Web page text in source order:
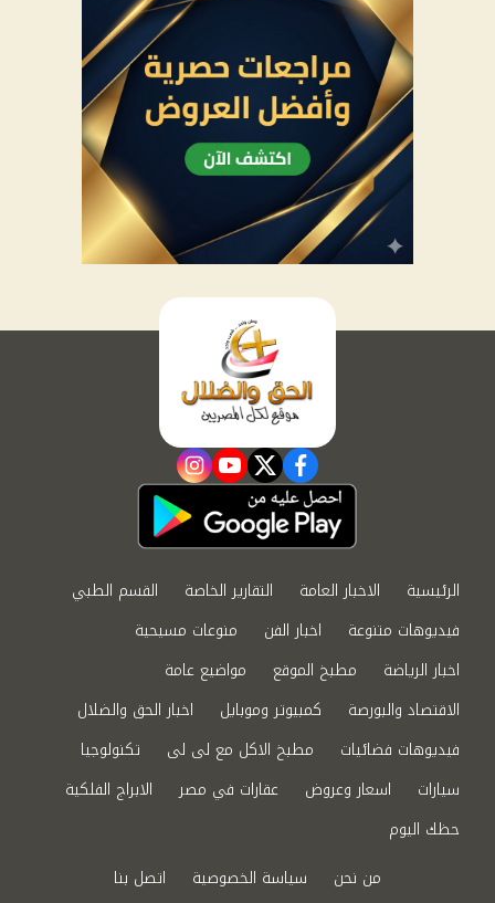
facebook
twitter
youtube
instagram
الرئيسية الاخبار العامة التقارير الخاصة
القسم الطبي
فيديوهات متنوعة
اخبار الفن
منوعات مسيحية
اخبار الرياضة
مطبخ الموقع
مواضيع عامة
الاقتصاد والبورصة
كمبيوتر وموبايل
اخبار الحق والضلال
فيديوهات فضائيات
مطبخ الاكل مع لى لى
تكنولوجيا
سيارات
اسعار وعروض عقارات في مصر
الابراج الفلكية
حظك اليوم
من نحن
سياسة الخصوصية اتصل بنا